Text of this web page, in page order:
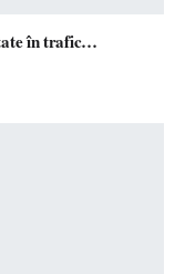
Polițiștii sătmăreni fac apel la responsabilitate în trafic…